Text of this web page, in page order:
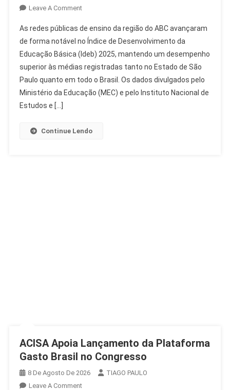
Leave A CommentOn
Avança
No
Ideb
2025
E
Supera
As redes públicas de ensino da região do ABC avançaram
de forma notável no Índice de Desenvolvimento da
Educação Básica (Ideb) 2025, mantendo um desempenho
superior às médias registradas tanto no Estado de São
Paulo quanto em todo o Brasil. Os dados divulgados pelo
Ministério da Educação (MEC) e pelo Instituto Nacional de
Estudos e […]
Continue Lendo
ACISA Apoia Lançamento da Plataforma
Gasto Brasil no Congresso
8 De Agosto De 2026
TIAGO PAULO
Leave A CommentOn